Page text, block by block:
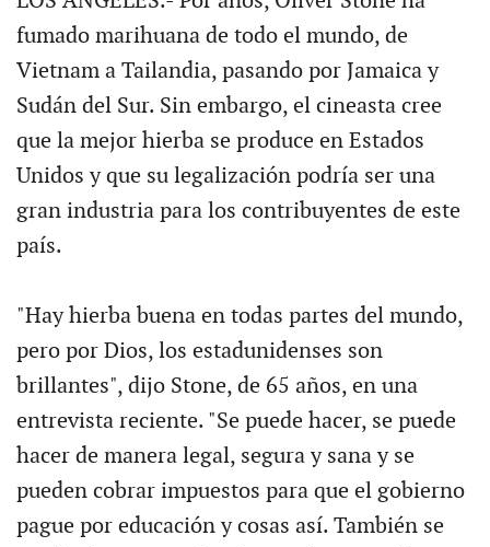
fumado marihuana de todo el mundo, de
Vietnam a Tailandia, pasando por Jamaica y
Sudán del Sur. Sin embargo, el cineasta cree
que la mejor hierba se produce en Estados
Unidos y que su legalización podría ser una
gran industria para los contribuyentes de este
país.
"Hay hierba buena en todas partes del mundo,
pero por Dios, los estadunidenses son
brillantes", dijo Stone, de 65 años, en una
entrevista reciente. "Se puede hacer, se puede
hacer de manera legal, segura y sana y se
pueden cobrar impuestos para que el gobierno
pague por educación y cosas así. También se